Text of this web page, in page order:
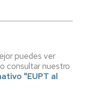
puedes ver
o consultar nuestro
"EUPT al